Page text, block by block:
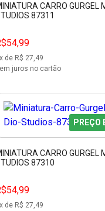
CARRO GURGEL
87311
x de R$ 27,49
juros no cartão
PREÇO
CARRO GURGEL
87310
x de R$ 27,49